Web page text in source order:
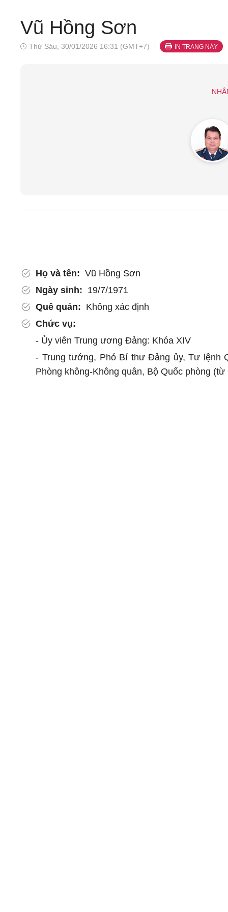
Vũ Hồng Sơn
Thứ Sáu, 30/01/2026 16:31 (GMT+7) IN TRANG NÀY
Họ và tên: Vũ Hồng Sơn
Ngày sinh: 19/7/1971
Quê quán: Không xác định
Chức vụ:
- Ủy viên Trung ương Đảng: Khóa XIV
- Trung tướng, Phó Bí thư Đảng ủy, Tư lệnh
Phòng không-Không quân, Bộ Quốc phòng (từ